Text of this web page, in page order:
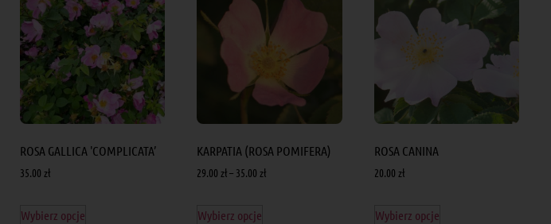
ROSA GALLICA 'COMPLICATA’
35.00 zł
Wybierz opcje
KARPATIA (ROSA POMIFERA)
29.00 zł– 35.00 zł
Wybierz opcje
ROSA CANINA
20.00 zł
Wybierz opcje